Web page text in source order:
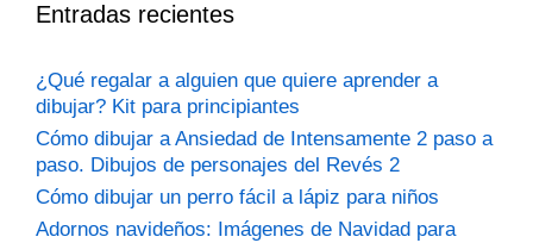
Entradas recientes
¿Qué regalar a alguien que quiere aprender a
dibujar? Kit para principiantes
Cómo dibujar a Ansiedad de Intensamente 2 paso a
paso. Dibujos de personajes del Revés 2
Cómo dibujar un perro fácil a lápiz para niños
Adornos navideños: Imágenes de Navidad para